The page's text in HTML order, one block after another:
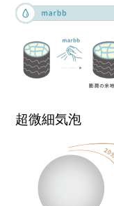
超微細気泡